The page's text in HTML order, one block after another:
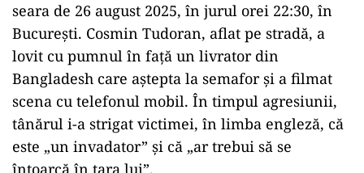
seara de 26 august 2025, în jurul orei 22:30, în
București. Cosmin Tudoran, aflat pe stradă, a
lovit cu pumnul în față un livrator din
Bangladesh care aștepta la semafor și a filmat
scena cu telefonul mobil. În timpul agresiunii,
tânărul i-a strigat victimei, în limba engleză, că
este „un invadator” și că „ar trebui să se
întoarcă în țara lui”.